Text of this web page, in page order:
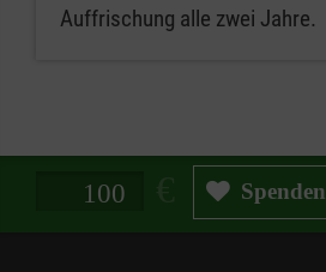
Auffrischung alle zwei Jahre.
Spendenbetrag in Euro Spenden